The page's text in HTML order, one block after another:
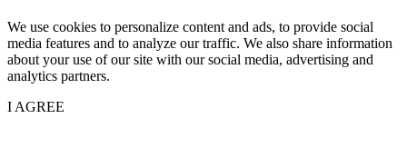
We use cookies to personalize content and ads, to provide social
media features and to analyze our traffic. We also share information
about your use of our site with our social media, advertising and
analytics partners.
I AGREE